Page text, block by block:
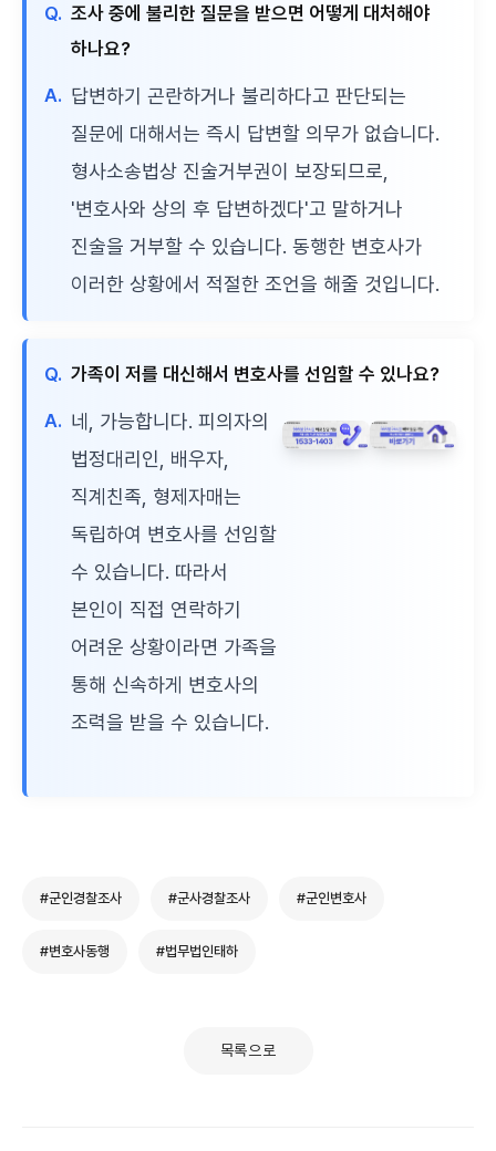
Q. 조사 중에 불리한 질문을 받으면 어떻게 대처해야
하나요?
A. 답변하기 곤란하거나 불리하다고 판단되는
질문에 대해서는 즉시 답변할 의무가 없습니다.
형사소송법상 진술거부권이 보장되므로,
'변호사와 상의 후 답변하겠다'고 말하거나
진술을 거부할 수 있습니다. 동행한 변호사가
이러한 상황에서 적절한 조언을 해줄 것입니다.
Q. 가족이 저를 대신해서 변호사를 선임할 수 있나요?
A. 네, 가능합니다. 피의자의
법정대리인, 배우자,
직계친족, 형제자매는
독립하여 변호사를 선임할
수 있습니다. 따라서
본인이 직접 연락하기
어려운 상황이라면 가족을
통해 신속하게 변호사의
조력을 받을 수 있습니다.
#군인경찰조사 #군사경찰조사 #군인변호사
#변호사동행 #법무법인태하
목록으로